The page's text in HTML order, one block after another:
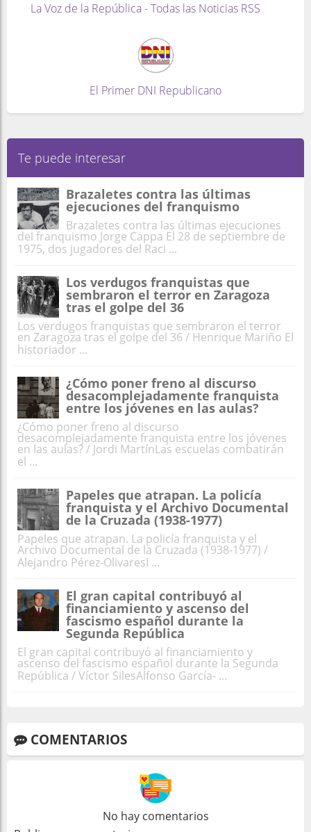
La Voz de la República - Todas las Noticias RSS
El Primer DNI Republicano
Te puede interesar
Brazaletes contra las últimas
ejecuciones del franquismo
Brazaletes contra las últimas ejecuciones
del franquismo Jorge Cappa El 28 de septiembre de
1975, dos jugadores del Raci ...
Los verdugos franquistas que
sembraron el terror en Zaragoza
tras el golpe del 36
Los verdugos franquistas que sembraron el terror
en Zaragoza tras el golpe del 36 / Henrique Mariño El
historiador ...
¿Cómo poner freno al discurso
desacomplejadamente franquista
entre los jóvenes en las aulas?
¿Cómo poner freno al discurso
desacomplejadamente franquista entre los jóvenes
en las aulas? / Jordi MartínLas escuelas combatirán
el ...
Papeles que atrapan. La policía
franquista y el Archivo Documental
de la Cruzada (1938-1977)
Papeles que atrapan. La policía franquista y el
Archivo Documental de la Cruzada (1938-1977) /
Alejandro Pérez-OlivaresI ...
El gran capital contribuyó al
financiamiento y ascenso del
fascismo español durante la
Segunda República
El gran capital contribuyó al financiamiento y
ascenso del fascismo español durante la Segunda
República / Víctor SilesAlfonso García- ...
COMENTARIOS
No hay comentarios